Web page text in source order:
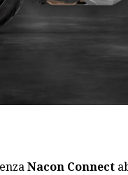
Nacon Connect